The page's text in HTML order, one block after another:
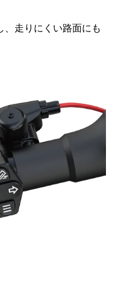
、走りにくい路面にも